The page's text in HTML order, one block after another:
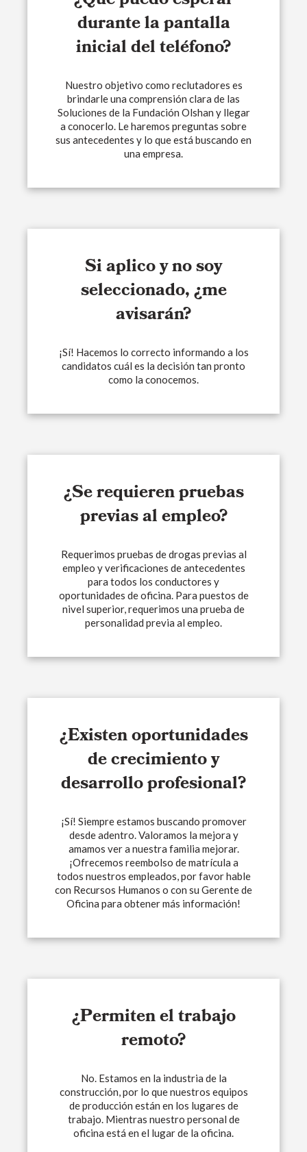
durante la pantalla
inicial del teléfono?
Nuestro objetivo como reclutadores es
brindarle una comprensión clara de las
Soluciones de la Fundación Olshan y llegar
a conocerlo. Le haremos preguntas sobre
sus antecedentes y lo que está buscando en
una empresa.
Si aplico y no soy
seleccionado, ¿me
avisarán?
¡Sí! Hacemos lo correcto informando a los
candidatos cuál es la decisión tan pronto
como la conocemos.
¿Se requieren pruebas
previas al empleo?
Requerimos pruebas de drogas previas al
empleo y verificaciones de antecedentes
para todos los conductores y
oportunidades de oficina. Para puestos de
nivel superior, requerimos una prueba de
personalidad previa al empleo.
¿Existen oportunidades
de crecimiento y
desarrollo profesional?
¡Sí! Siempre estamos buscando promover
desde adentro. Valoramos la mejora y
amamos ver a nuestra familia mejorar.
¡Ofrecemos reembolso de matrícula a
todos nuestros empleados, por favor hable
con Recursos Humanos o con su Gerente de
Oficina para obtener más información!
¿Permiten el trabajo
remoto?
No. Estamos en la industria de la
construcción, por lo que nuestros equipos
de producción están en los lugares de
trabajo. Mientras nuestro personal de
oficina está en el lugar de la oficina.